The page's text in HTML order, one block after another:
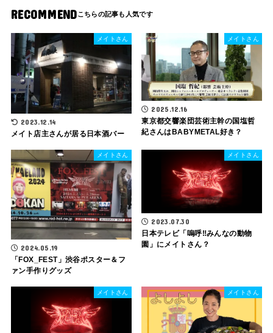
RECOMMEND
メイトさん
2023.12.14
メイト店主さんが居る日本酒バー
メイトさん
2025.12.16
東京都交響楽団芸術主幹の国塩哲
紀さんはBABYMETAL好き？
メイトさん
2024.05.19
「FOX_FEST」渋谷ポスター＆フ
ァン手作りグッズ
メイトさん
2023.07.30
日本テレビ「嗚呼‼︎みんなの動物
園」にメイトさん？
メイトさん メイトさん